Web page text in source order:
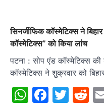
सिनर्जीफिक कॉस्मेटिक्स ने
कॉस्मेटिक्स” को किया लांच
पटना : सोप एंड कॉस्मेटिक्स की
कॉस्मेटिक्स ने शुक्रवार को